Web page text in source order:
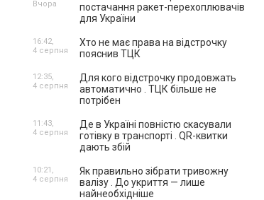
постачання ракет-перехоплювачів
для України
Вчора
Хто не має права на відстрочку
пояснив ТЦК
16:42,
4 серпня
Для кого відстрочку продовжать
автоматично . ТЦК більше не
потрібен
12:35,
4 серпня
Де в Україні повністю скасували
готівку в транспорті . QR-квитки
дають збій
11:43,
4 серпня
Як правильно зібрати тривожну
валізу . До укриття — лише
найнеобхідніше
10:21,
4 серпня